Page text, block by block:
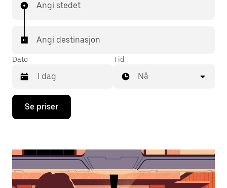
Angi stedet
Angi destinasjon
Dato
Trykk
piltast
åpne
og
velge
Tid
Nå
Se priser